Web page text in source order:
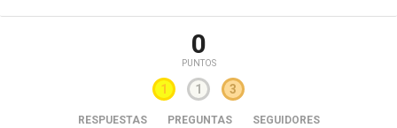
0
PUNTOS
1 1 3
RESPUESTAS PREGUNTAS SEGUIDORES